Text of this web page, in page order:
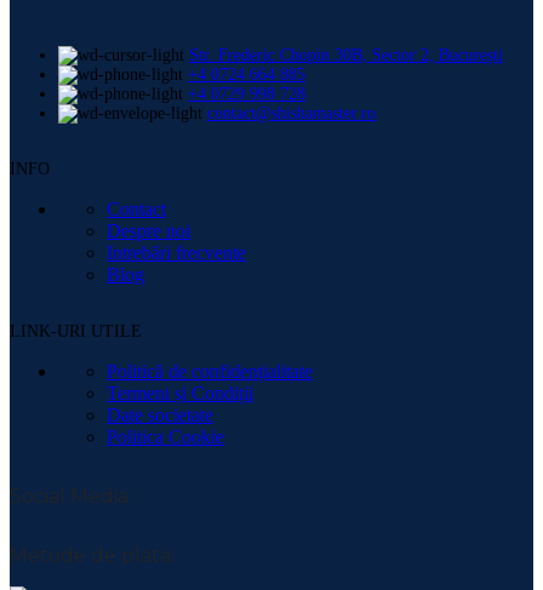
Str. Frederic Chopin 30B, Sector 2, București
+4 0724 664 885
+4 0729 998 728
contact@shishamaster.ro
INFO
Contact
Despre noi
Intrebări frecvente
Blog
LINK-URI UTILE
Politică de confidențialitate
Termeni și Condiții
Date societate
Politica Cookie
Social Media:
Metode de plată: